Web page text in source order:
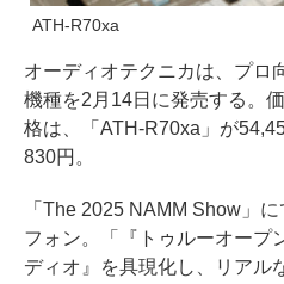
ATH-R70xa
オーディオテクニカは、プロ
機種を2月14日に発売する。
格は、「ATH-R70xa」が
830円。
「The 2025 NAMM Show」
フォン。「『トゥルーオープ
ディオ』を具現化し、リアル